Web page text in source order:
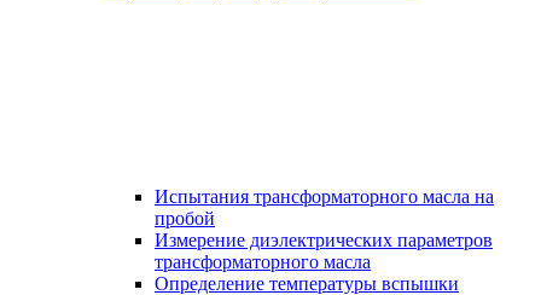
Испытания трансформаторного масла на
пробой
Измерение диэлектрических параметров
трансформаторного масла
Определение температуры вспышки